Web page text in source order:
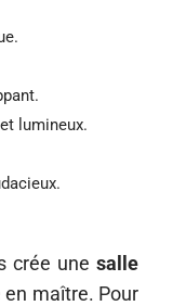
lumineux.
crée une salle
en maître. Pour